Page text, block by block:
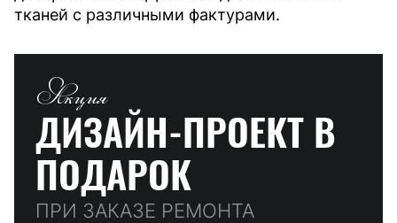
тканей с различными фактурами.
Акция
ДИЗАЙН-ПРОЕКТ В
ПОДАРОК
ПРИ ЗАКАЗЕ РЕМОНТА